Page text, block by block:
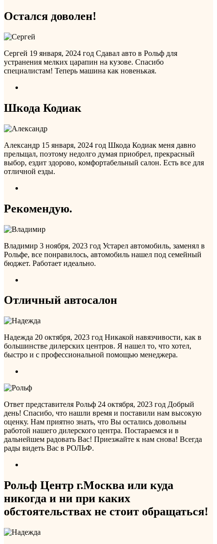
Остался доволен!
Сергей 19 января, 2024 год Сдавал авто в Рольф для
устранения мелких царапин на кузове. Спасибо
специалистам! Теперь машина как новенькая.
Шкода Кодиак
Александр 15 января, 2024 год Шкода Кодиак меня давно
прельщал, поэтому недолго думая приобрел, прекрасный
выбор, ездит здорово, комфортабельный салон. Есть все для
отличной езды.
Рекомендую.
Владимир 3 ноября, 2023 год Устарел автомобиль, заменял в
Рольфе, все понравилось, автомобиль нашел под семейный
бюджет. Работает идеально.
Отличный автосалон
Надежда 20 октября, 2023 год Никакой навязчивости, как в
большинстве дилерских центров. Я нашел то, что хотел,
быстро и с профессиональной помощью менеджера.
Ответ представителя Рольф 24 октября, 2023 год Добрый
день! Спасибо, что нашли время и поставили нам высокую
оценку. Нам приятно знать, что Вы остались довольны
работой нашего дилерского центра. Постараемся и в
дальнейшем радовать Вас! Приезжайте к нам снова! Всегда
рады видеть Вас в РОЛЬФ.
Рольф Центр г.Москва или куда
никогда и ни при каких
обстоятельствах не стоит обращаться!